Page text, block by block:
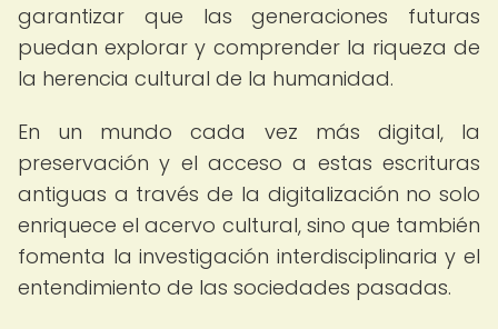
garantizar que las generaciones futuras
puedan explorar y comprender la riqueza de
la herencia cultural de la humanidad.
En un mundo cada vez más digital, la
preservación y el acceso a estas escrituras
antiguas a través de la digitalización no solo
enriquece el acervo cultural, sino que también
fomenta la investigación interdisciplinaria y el
entendimiento de las sociedades pasadas.